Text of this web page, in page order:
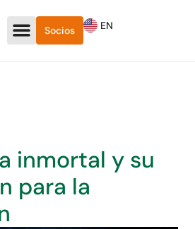
Socios EN
inmortal y su
para la